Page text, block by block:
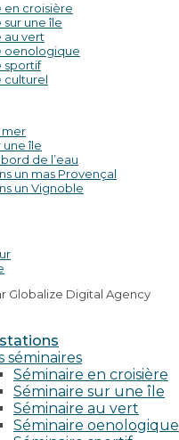
en croisière
une île
au vert
oenologique
sportif
culturel
mer
une île
de l’eau
un mas Provençal
un Vignoble
Globalize Digital Agency
séminaires
Séminaire en croisière
Séminaire sur une île
Séminaire au vert
Séminaire oenologique